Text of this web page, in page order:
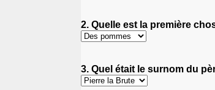
2. Quelle est la première
3. Quel était le surnom du